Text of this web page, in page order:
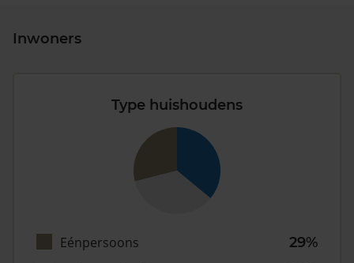
Inwoners
Type huishoudens
Eénpersoons
29%